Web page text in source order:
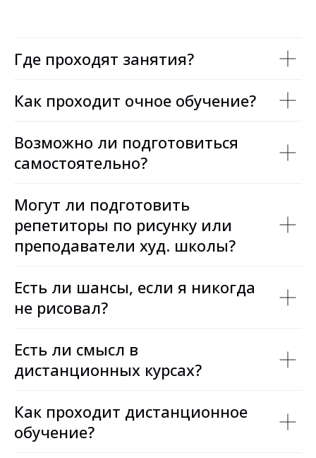
Где проходят занятия?
Как проходит очное обучение?
Возможно ли подготовиться
самостоятельно?
Могут ли подготовить
репетиторы по рисунку или
преподаватели худ. школы?
Есть ли шансы, если я никогда
не рисовал?
Есть ли смысл в
дистанционных курсах?
Как проходит дистанционное
обучение?